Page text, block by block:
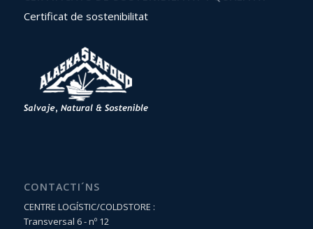
Certificat de sostenibilitat
CONTACTI´NS
CENTRE LOGÍSTIC/COLDSTORE :
Transversal 6 - nº 12